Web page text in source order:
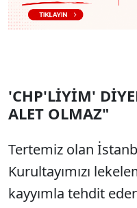
'CHP'LİYİM'
ALET OLMAZ"
Tertemiz olan
Kurultayımızı
kayyımla tehdit